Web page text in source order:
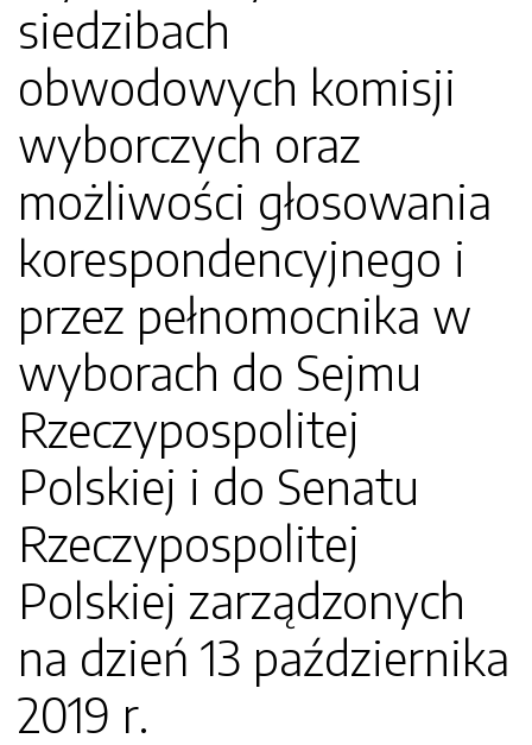
siedzibach
obwodowych komisji
wyborczych oraz
możliwości głosowania
korespondencyjnego i
przez pełnomocnika w
wyborach do Sejmu
Rzeczypospolitej
Polskiej i do Senatu
Rzeczypospolitej
Polskiej zarządzonych
na dzień 13 października
2019 r.